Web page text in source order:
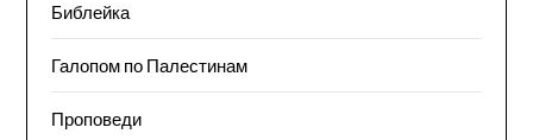
Библейка
Галопом по Палестинам
Проповеди